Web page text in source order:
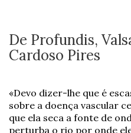
De Profundis,
Cardoso Pires
«Devo dizer-lhe que é
sobre a doença vascular
que ela seca a fonte de
perturba o rio por onde